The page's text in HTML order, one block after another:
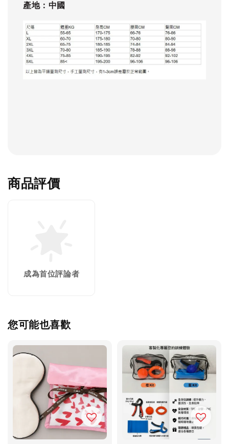
產地：中國
商品評價
成為首位評論者
您可能也喜歡